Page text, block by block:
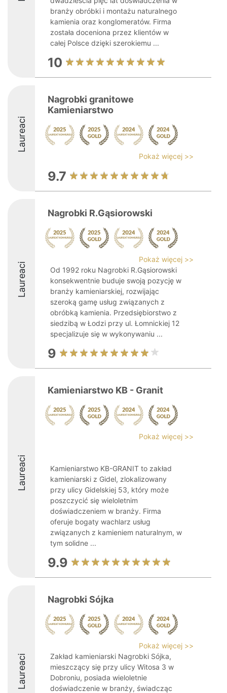
branży obróbki i montażu naturalnego
kamienia oraz konglomeratów. Firma
została doceniona przez klientów w
całej Polsce dzięki szerokiemu ...
10
Laureaci
Nagrobki granitowe
Kamieniarstwo
Pokaż więcej >>
9.7
Laureaci
Nagrobki R.Gąsiorowski
Pokaż więcej >>
Od 1992 roku Nagrobki R.Gąsiorowski
konsekwentnie buduje swoją pozycję w
branży kamieniarskiej, rozwijając
szeroką gamę usług związanych z
obróbką kamienia. Przedsiębiorstwo z
siedzibą w Łodzi przy ul. Łomnickiej 12
specjalizuje się w wykonywaniu ...
9
Laureaci
Kamieniarstwo KB - Granit
Pokaż więcej >>
Kamieniarstwo KB-GRANIT to zakład
kamieniarski z Gidel, zlokalizowany
przy ulicy Gidelskiej 53, który może
poszczycić się wieloletnim
doświadczeniem w branży. Firma
oferuje bogaty wachlarz usług
związanych z kamieniem naturalnym, w
tym solidne ...
9.9
Laureaci
Nagrobki Sójka
Pokaż więcej >>
Zakład kamieniarski Nagrobki Sójka,
mieszczący się przy ulicy Witosa 3 w
Dobroniu, posiada wieloletnie
doświadczenie w branży, świadcząc